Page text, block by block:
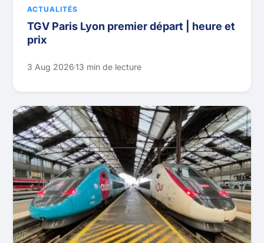
ACTUALITÉS
TGV Paris Lyon premier départ | heure et
prix
3 Aug 202613 min de lecture